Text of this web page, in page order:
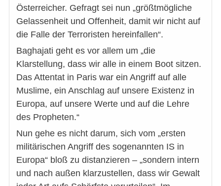
Österreicher. Gefragt sei nun „größtmögliche
Gelassenheit und Offenheit, damit wir nicht auf
die Falle der Terroristen hereinfallen“.
Baghajati geht es vor allem um „die
Klarstellung, dass wir alle in einem Boot sitzen.
Das Attentat in Paris war ein Angriff auf alle
Muslime, ein Anschlag auf unsere Existenz in
Europa, auf unsere Werte und auf die Lehre
des Propheten.“
Nun gehe es nicht darum, sich vom „ersten
militärischen Angriff des sogenannten IS in
Europa“ bloß zu distanzieren – „sondern intern
und nach außen klarzustellen, dass wir Gewalt